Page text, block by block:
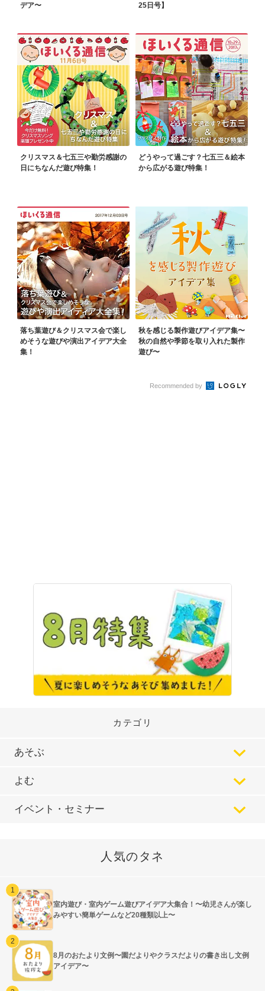
デア〜 25日号】
クリスマス＆七五三や勤労感謝の
日にちなんだ遊び特集！
どうやって過ごす？七五三＆絵本
から広がる遊び特集！
落ち葉遊び＆クリスマス会で楽し
めそうな遊びや演出アイデア大全
集！
秋を感じる製作遊びアイデア集〜
秋の自然や季節を取り入れた製作
遊び〜
Recommended by
カテゴリ
あそぶ
よむ
イベント・セミナー
人気のタネ
室内遊び・室内ゲーム遊びアイデア大集合！〜幼児さんが楽し
みやすい簡単ゲームなど20種類以上〜
8月のおたより文例〜園だよりやクラスだよりの書き出し文例
アイデア〜